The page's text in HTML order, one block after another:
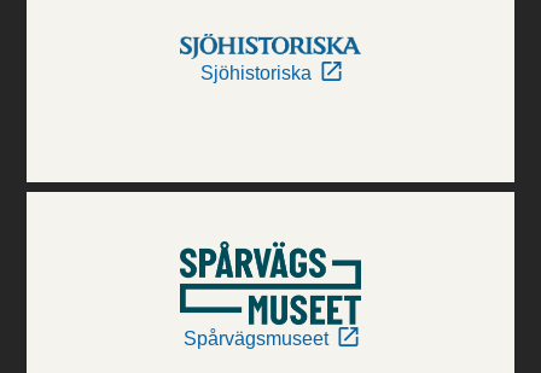
Sjöhistoriska
Spårvägsmuseet